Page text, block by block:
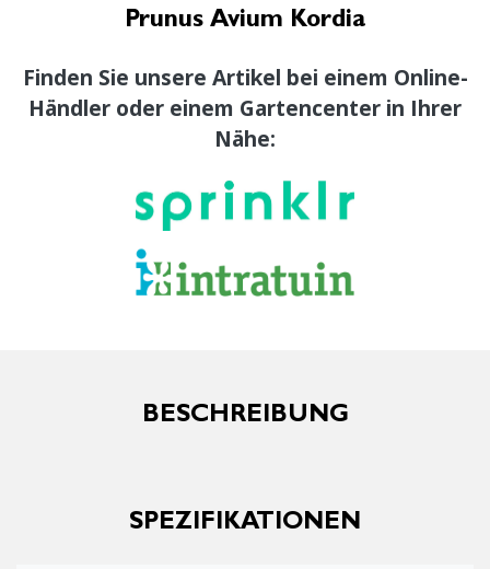
Prunus Avium Kordia
Finden Sie unsere Artikel bei einem Online-
Händler oder einem Gartencenter in Ihrer
Nähe:
BESCHREIBUNG
SPEZIFIKATIONEN